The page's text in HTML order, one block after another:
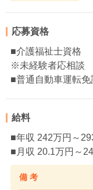
応募資格
■介護福祉士資格
※未経験者応相談
■普通自動車運転免
給料
■年収 242万円～
■月収 20.1万円～
備 考